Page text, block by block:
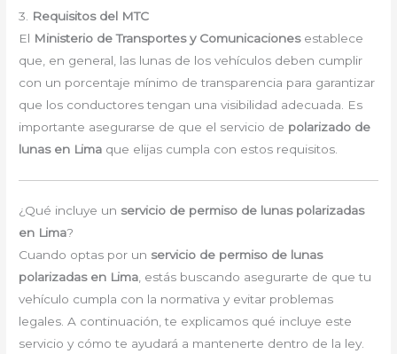
3.
Requisitos del MTC
El Ministerio de Transportes y Comunicacionesestablece
que, en general, las lunas de los vehículos deben cumplir
con un porcentaje mínimo de transparencia para garantizar
que los conductores tengan una visibilidad adecuada. Es
importante asegurarse de que el servicio de polarizado de
lunas en Lima que elijas cumpla con estos requisitos.
¿Qué incluye un servicio de permiso de lunas polarizadas
en Lima?
Cuando optas por un servicio de permiso de lunas
polarizadas en Lima , estás buscando asegurarte de que tu
vehículo cumpla con la normativa y evitar problemas
legales. A continuación, te explicamos qué incluye este
servicio y cómo te ayudará a mantenerte dentro de la ley.